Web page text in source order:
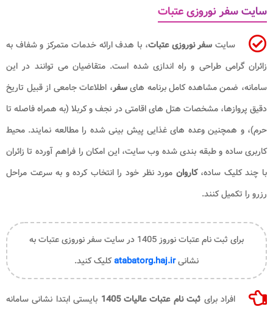
سایت سفر نوروزی عتبات
سایت سفر نوروزی عتبات، با هدف ارائه خدمات متمرکز و شفاف به
زائران گرامی طراحی و راه اندازی شده است. متقاضیان می توانند در این
سامانه، ضمن مشاهده کامل برنامه هایسفر، اطلاعات جامعی از قبیل تاریخ
دقیق پروازها، مشخصات هتل های اقامتی در نجف و کربلا (به همراه فاصله تا
حرم)، و همچنین وعده های غذایی پیش بینی شده را مطالعه نمایند. محیط
کاربری ساده و طبقه بندی شده وب سایت، این امکان را فراهم آورده تا زائران
با چند کلیک ساده،کاروان مورد نظر خود را انتخاب کرده و به سرعت مراحل
رزرو را تکمیل کنند.
برای ثبت نام عتبات نوروز 1405 در سایت سفر نوروزی عتبات به
نشانیatabatorg.haj.ir کلیک کنید.
افراد برای ثبت نام عتبات عالیات 1405
بایستی ابتدا نشانی سامانه